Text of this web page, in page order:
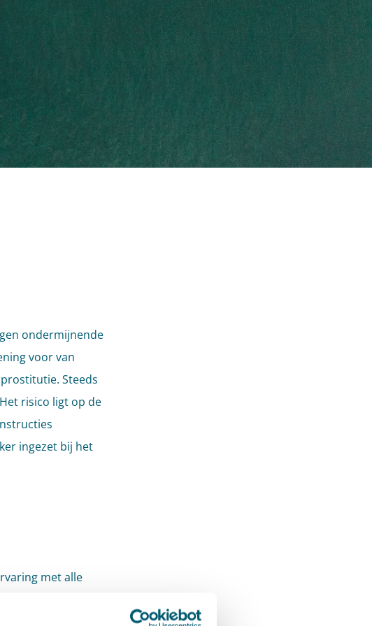
ondermijnende
voor van
Steeds
risico ligt op de
ingezet bij het
met alle